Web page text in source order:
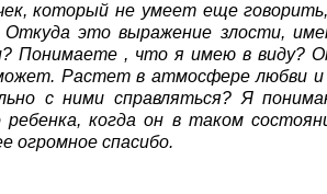
который не умеет еще
Откуда это выражение злости,
Понимаете , что я имею в виду?
Растет в атмосфере любви и
с ними справляться? Я
ребенка, когда он в таком
огромное спасибо.